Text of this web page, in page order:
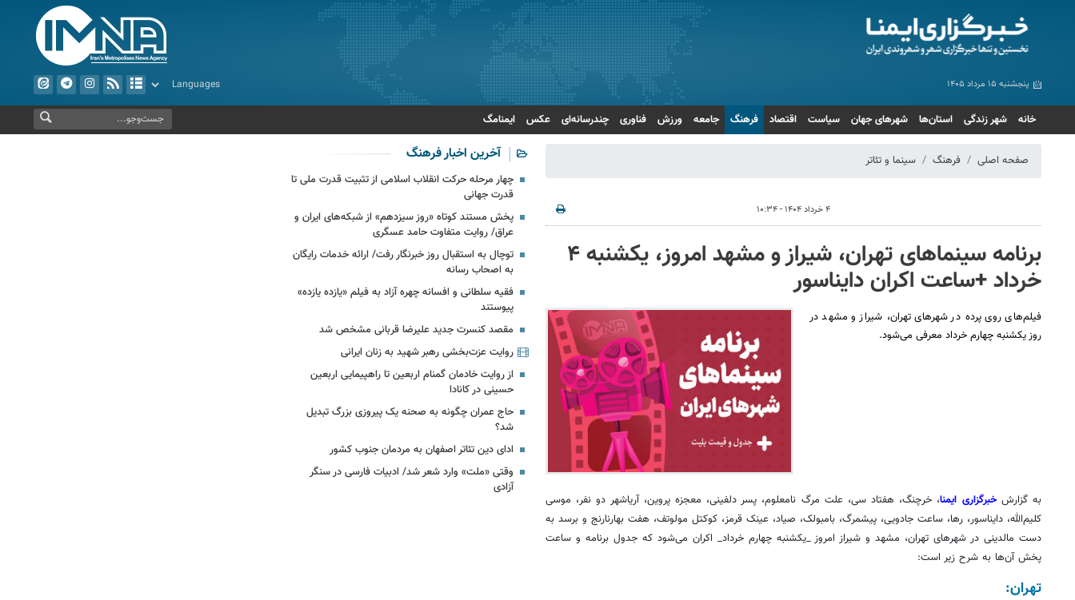
پنجشنبه ۱۵ مرداد ۱۴۰۵
خانه شهر زندگی استان‌ها شهرهای جهان سیاست اقتصاد فرهنگ جامعه ورزش فناوری چندرسانه‌ای عکس ایمنامگ
صفحه اصلی فرهنگ سینما و تئاتر
۴ خرداد ۱۴۰۴ - ۱۰:۳۴
برنامه سینماهای تهران، شیراز و مشهد امروز، یکشنبه ۴
خرداد +ساعت اکران دایناسور
فیلم‌های روی پرده‌ در شهرهای تهران،‌ شیراز و مشهد در
روز یکشنبه چهارم خرداد معرفی می‌شود.
به گزارش خبرگزاری ایمنا، خرچنگ، هفتاد سی، علت مرگ نامعلوم، پسر دلفینی، معجزه پروین، آریاشهر دو نفر، موسی
کلیم‌الله، دایناسور، رها، ساعت جادویی، پیشمرگ، بامبولک، صیاد، عینک قرمز، کوکتل مولوتف، هفت بهارنارنج و برسد به
دست مالدینی در شهرهای تهران، مشهد و شیراز امروز _یکشنبه چهارم خرداد_ اکران می‌شود که جدول برنامه و ساعت
پخش آن‌ها به شرح زیر است:
تهران:
آخرین اخبار فرهنگ
چهار مرحله حرکت انقلاب اسلامی از تثبیت قدرت ملی تا
قدرت جهانی
پخش مستند کوتاه «روز سیزدهم» از شبکه‌های ایران و
عراق/ روایت متفاوت حامد عسگری
توچال به استقبال روز خبرنگار رفت/ ارائه خدمات رایگان
به اصحاب رسانه
فقیه سلطانی و افسانه چهره آزاد به فیلم «یازده یازده»
پیوستند
مقصد کنسرت جدید علیرضا قربانی مشخص شد
روایت عزت‌بخشی رهبر شهید به زنان ایرانی
از روایت خادمان گمنام اربعین تا راهپیمایی اربعین
حسینی در کانادا
حاج عمران چگونه به صحنه یک پیروزی بزرگ تبدیل
شد؟
ادای دین تئاتر اصفهان به مردمان جنوب کشور
وقتی «ملت» وارد شعر شد/ ادبیات فارسی در سنگر
آزادی